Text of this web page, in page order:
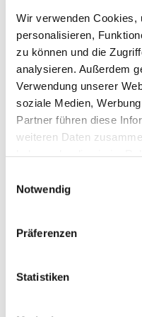
Wir verwenden Cookies,
personalisieren,
zu können und die
analysieren. Außerdem
Verwendung unserer
soziale Medien,
Partner führen diese
weiteren Daten
Notwendig
Präferenzen
Statistiken
Dies könnte Sie